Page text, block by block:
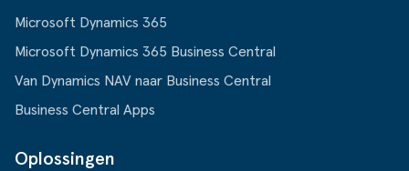
Microsoft Dynamics 365
Microsoft Dynamics 365 Business Central
Van Dynamics NAV naar Business Central
Business Central Apps
Oplossingen